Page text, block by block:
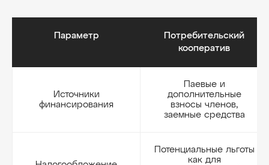
Параметр
Потребительский
кооператив
Источники
финансирования
Паевые и
дополнительные
взносы членов,
заемные средства
Потенциальные льготы
как для